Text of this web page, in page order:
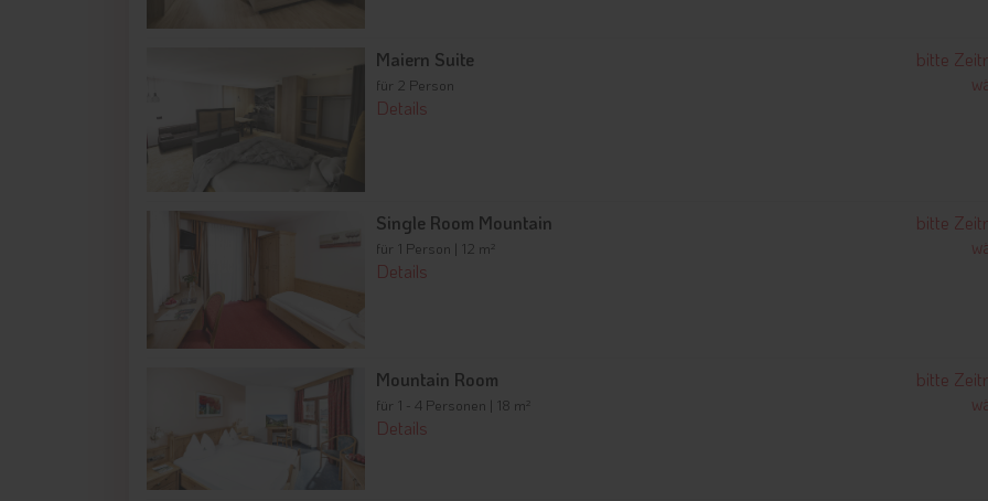
Maiern Suite
für 2 Person
Details
bitte
Single Room Mountain
für 1 Person | 12 m²
Details
bitte
Mountain Room
für 1 - 4 Personen | 18 m²
Details
bitte